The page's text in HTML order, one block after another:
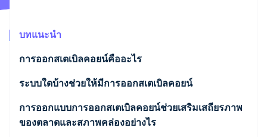
ดูว่า Stripe กำลังสร้างโครงสร้างพื้นฐานระบบเศรษฐกิจสำหรับ
รับชมเลย
บทแนะนำ
การออกสเตเบิลคอยน์คืออะไร
ระบบใดบ้างช่วยให้มีการออกสเตเบิลคอยน์
สัญญาอัจฉริยะ: กลไกออกโทเค็นบนบล็อกเชน
การออกแบบการออกสเตเบิลคอยน์ช่วยเสริมเสถียรภาพ
ของตลาดและสภาพคล่องอย่างไร